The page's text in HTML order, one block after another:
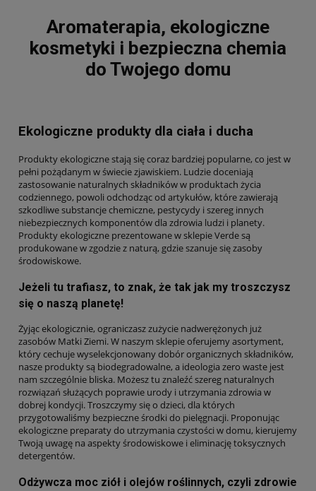
Aromaterapia, ekologiczne
kosmetyki i bezpieczna chemia
do Twojego domu
Ekologiczne produkty dla ciała i ducha
Produkty ekologiczne stają się coraz bardziej popularne, co jest w
pełni pożądanym w świecie zjawiskiem. Ludzie doceniają
zastosowanie naturalnych składników w produktach życia
codziennego, powoli odchodząc od artykułów, które zawierają
szkodliwe substancje chemiczne, pestycydy i szereg innych
niebezpiecznych komponentów dla zdrowia ludzi i planety.
Produkty ekologiczne prezentowane w sklepie Verde są
produkowane w zgodzie z naturą, gdzie szanuje się zasoby
środowiskowe.
Jeżeli tu trafiasz, to znak, że tak jak my troszczysz
się o naszą planetę!
Żyjąc ekologicznie, ograniczasz zużycie nadwerężonych już
zasobów Matki Ziemi. W naszym sklepie oferujemy asortyment,
który cechuje wyselekcjonowany dobór organicznych składników,
nasze produkty są biodegradowalne, a ideologia zero waste jest
nam szczególnie bliska. Możesz tu znaleźć szereg naturalnych
rozwiązań służących poprawie urody i utrzymania zdrowia w
dobrej kondycji. Troszczymy się o dzieci, dla których
przygotowaliśmy bezpieczne środki do pielęgnacji. Proponując
ekologiczne preparaty do utrzymania czystości w domu, kierujemy
Twoją uwagę na aspekty środowiskowe i eliminację toksycznych
detergentów.
Odżywcza moc ziół i olejów roślinnych, czyli zdrowie